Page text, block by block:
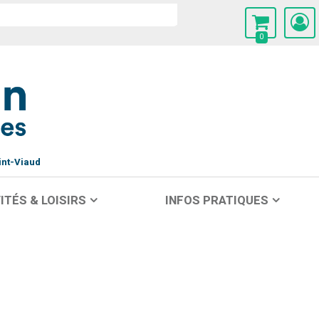
0
Viaud
& LOISIRS INFOS PRATIQUES